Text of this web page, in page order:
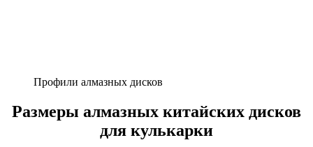
Профили алмазных дисков
Размеры алмазных китайских дисков
для кулькарки